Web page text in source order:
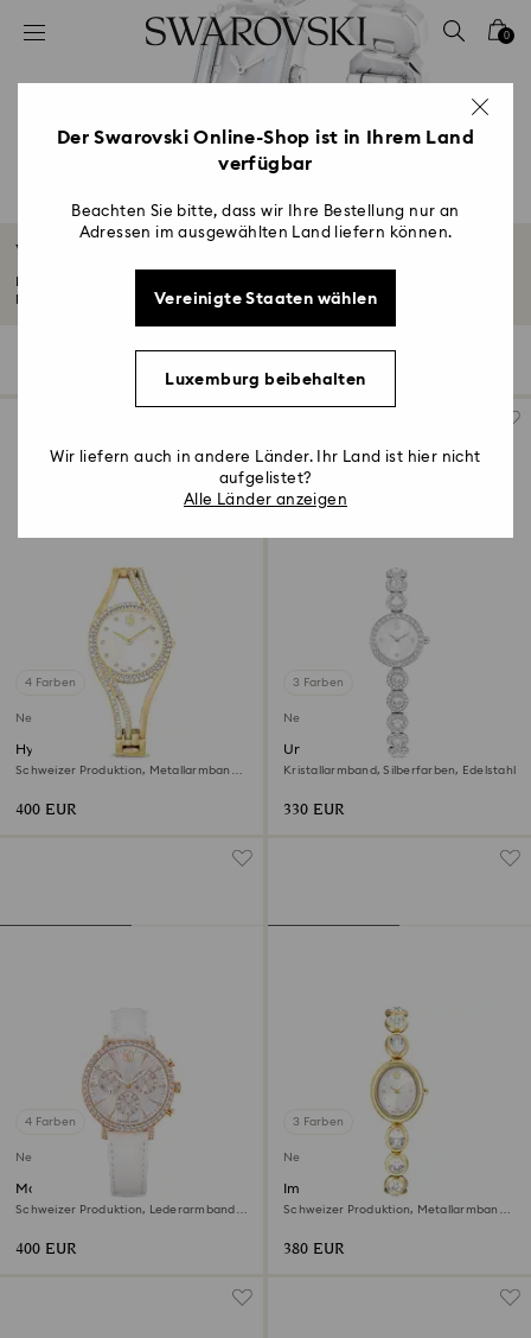
Liste Tastaturkürzel
2 - Footer
4 - Suchergebnisse
0
Weiße Uhren
präzise...
4 Farben
Neu
Hyperbola bangle Uhr
Schweizer Produktion, Metallarmband,
400 EUR
3 Farben
Neu
Una Angelic Uhr
Kristallarmband, Silberfarben, Edelstahl
330 EUR
4 Farben
Neu
Matrix tennis chrono Uhr
Schweizer Produktion, Lederarmband,
400 EUR
3 Farben
Neu
Imber oval Uhr
Schweizer Produktion, Metallarmband,
380 EUR
Der Swarovski Online-Shop ist in Ihrem Land
verfügbar
Beachten Sie bitte, dass wir Ihre Bestellung nur an
Adressen im ausgewählten Land liefern können.
Vereinigte Staaten wählen
Luxemburg beibehalten
Wir liefern auch in andere Länder. Ihr Land ist hier nicht
aufgelistet?
Alle Länder anzeigen